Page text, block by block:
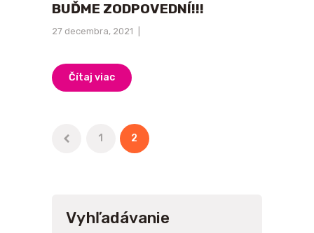
BUĎME ZODPOVEDNÍ!!!
27 decembra, 2021
Čítaj viac
Stránkovanie
príspevkov
PAGE
1 PAGE
2
Vyhľadávanie